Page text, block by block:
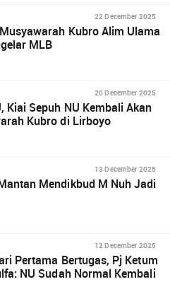
22 December 2025
Kubro Alim Ulama
MLB
20 December 2025
Kiai Sepuh NU Kembali Akan
Kubro di Lirboyo
13 December 2025
Mendikbud M Nuh Jadi
12 December 2025
Pertama Bertugas, Pj Ketum
NU Sudah Normal Kembali